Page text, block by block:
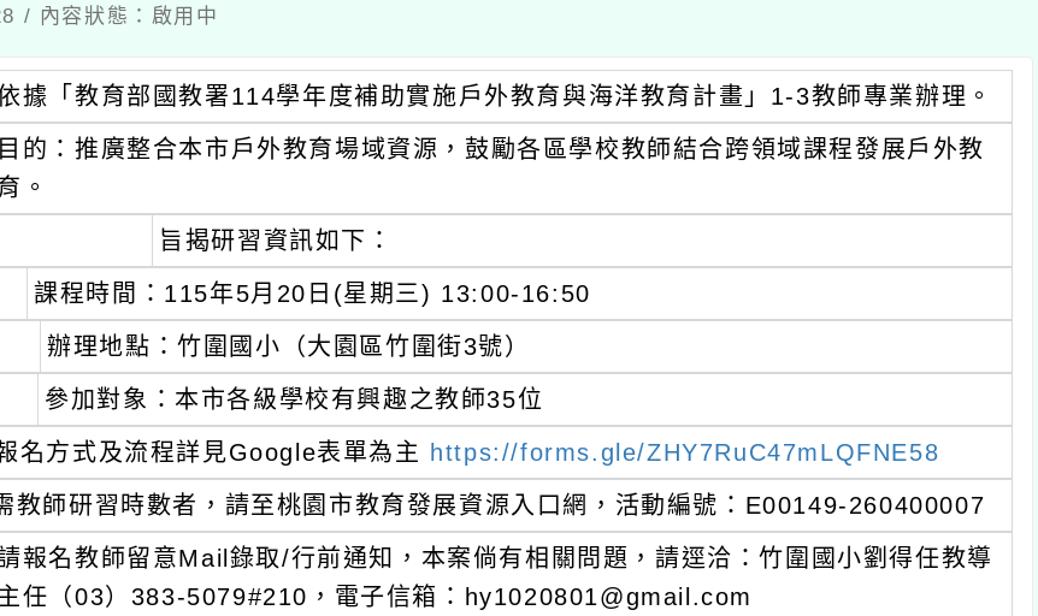
小海洋教育特色課程分享」
/ 內容狀態：啟用中
依據「教育部國教署114學年度補助實施戶外教育與海洋教育計畫」1-3教師專業辦理。
的：推廣整合本市戶外教育場域資源，鼓勵各區學校教師結合跨領域課程發展戶外教
旨揭研習資訊如下：
課程時間：115年5月20日(星期三) 13:00-16:50
辦理地點：竹圍國小（大園區竹圍街3號）
參加對象：本市各級學校有興趣之教師35位
名方式及流程詳見Google表單為主https://forms.gle/ZHY7RuC47mLQFNE58
教師研習時數者，請至桃園市教育發展資源入口網，活動編號：E00149-260400007